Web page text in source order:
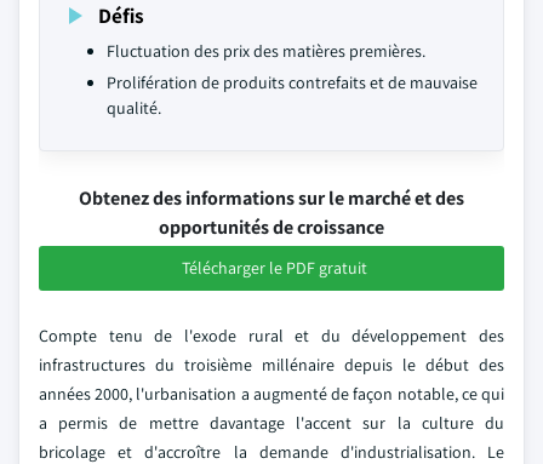
Défis
Fluctuation des prix des matières premières.
Prolifération de produits contrefaits et de mauvaise
qualité.
Obtenez des informations sur le marché et des
opportunités de croissance
Télécharger le PDF gratuit
Compte tenu de l'exode rural et du développement des
infrastructures du troisième millénaire depuis le début des
années 2000, l'urbanisation a augmenté de façon notable, ce qui
a permis de mettre davantage l'accent sur la culture du
bricolage et d'accroître la demande d'industrialisation. Le